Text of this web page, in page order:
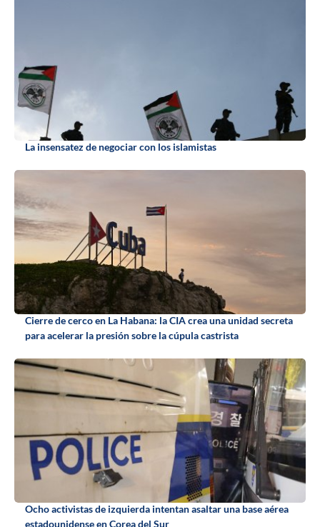
La insensatez de negociar con los islamistas
Cierre de cerco en La Habana: la CIA crea una unidad secreta
para acelerar la presión sobre la cúpula castrista
Ocho activistas de izquierda intentan asaltar una base aérea
estadounidense en Corea del Sur